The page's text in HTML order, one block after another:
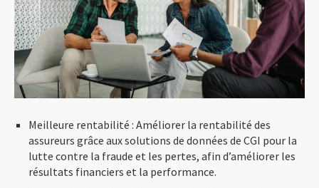
Meilleure rentabilité : Améliorer la rentabilité des
assureurs grâce aux solutions de données de CGI pour la
lutte contre la fraude et les pertes, afin d’améliorer les
résultats financiers et la performance.